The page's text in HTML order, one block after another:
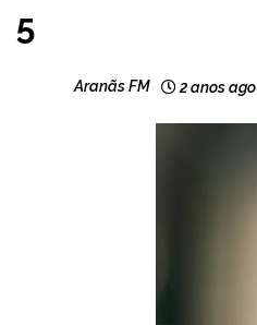
5
Aranãs FM 2 anos ago